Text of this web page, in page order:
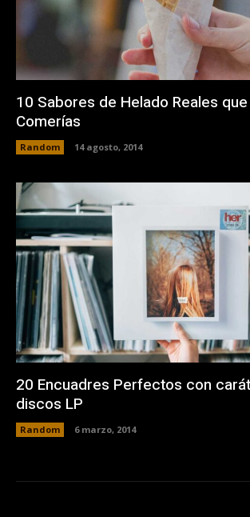
10 Sabores de Helado Reales
Comerías
Random 14 agosto, 2014
20 Encuadres Perfectos con
discos LP
Random 6 marzo, 2014